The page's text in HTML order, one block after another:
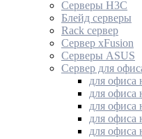
Серверы H3C
Блейд серверы
Rack сервер
Сервер xFusion
Серверы ASUS
Сервер для
для офиса
для офиса
для офиса
для офиса
для офиса